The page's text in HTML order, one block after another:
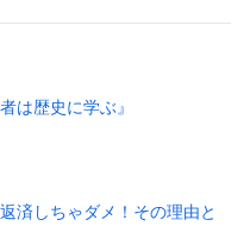
は歴史に学ぶ』
済しちゃダメ！その理由と